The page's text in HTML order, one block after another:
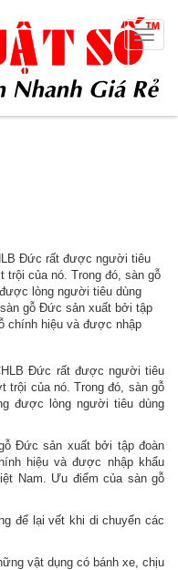
Toggle
Đức rất được người tiêu
của nó. Trong đó, sàn gỗ
lòng người tiêu dùng
gỗ Đức sản xuất bởi tập
chính hiệu và được nhập
Đức rất được người tiêu
trội của nó. Trong đó, sàn gỗ
được lòng người tiêu dùng
Đức sản xuất bởi tập đoàn
hiệu và được nhập khẩu
Nam. Ưu điểm của sàn gỗ
để lại vết khi di chuyển các
vật dụng có bánh xe, chịu